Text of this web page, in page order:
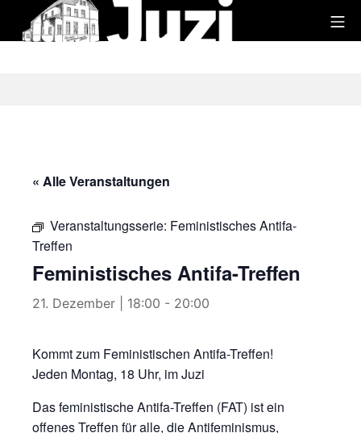
Inhalt
« Alle Veranstaltungen
Veranstaltungsserie: Feministisches Antifa-
Treffen
Feministisches Antifa-Treffen
21. Dezember | 18:00 - 20:00
Kommt zum Feministischen Antifa-Treffen!
Jeden Montag, 18 Uhr, im Juzi
Das feministische Antifa-Treffen (FAT) ist ein
offenes Treffen für alle, die Antifeminismus,